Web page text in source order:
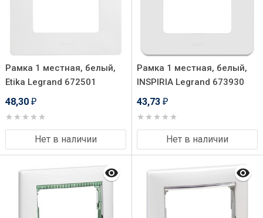
Рамка 1 местная, белый,
Etika Legrand 672501
48,30 ₽
Нет в наличии
Рамка 1 местная, белый,
INSPIRIA Legrand 673930
43,73 ₽
Нет в наличии